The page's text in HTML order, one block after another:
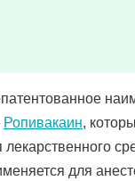
Ропивакаин,
лекарственного
для